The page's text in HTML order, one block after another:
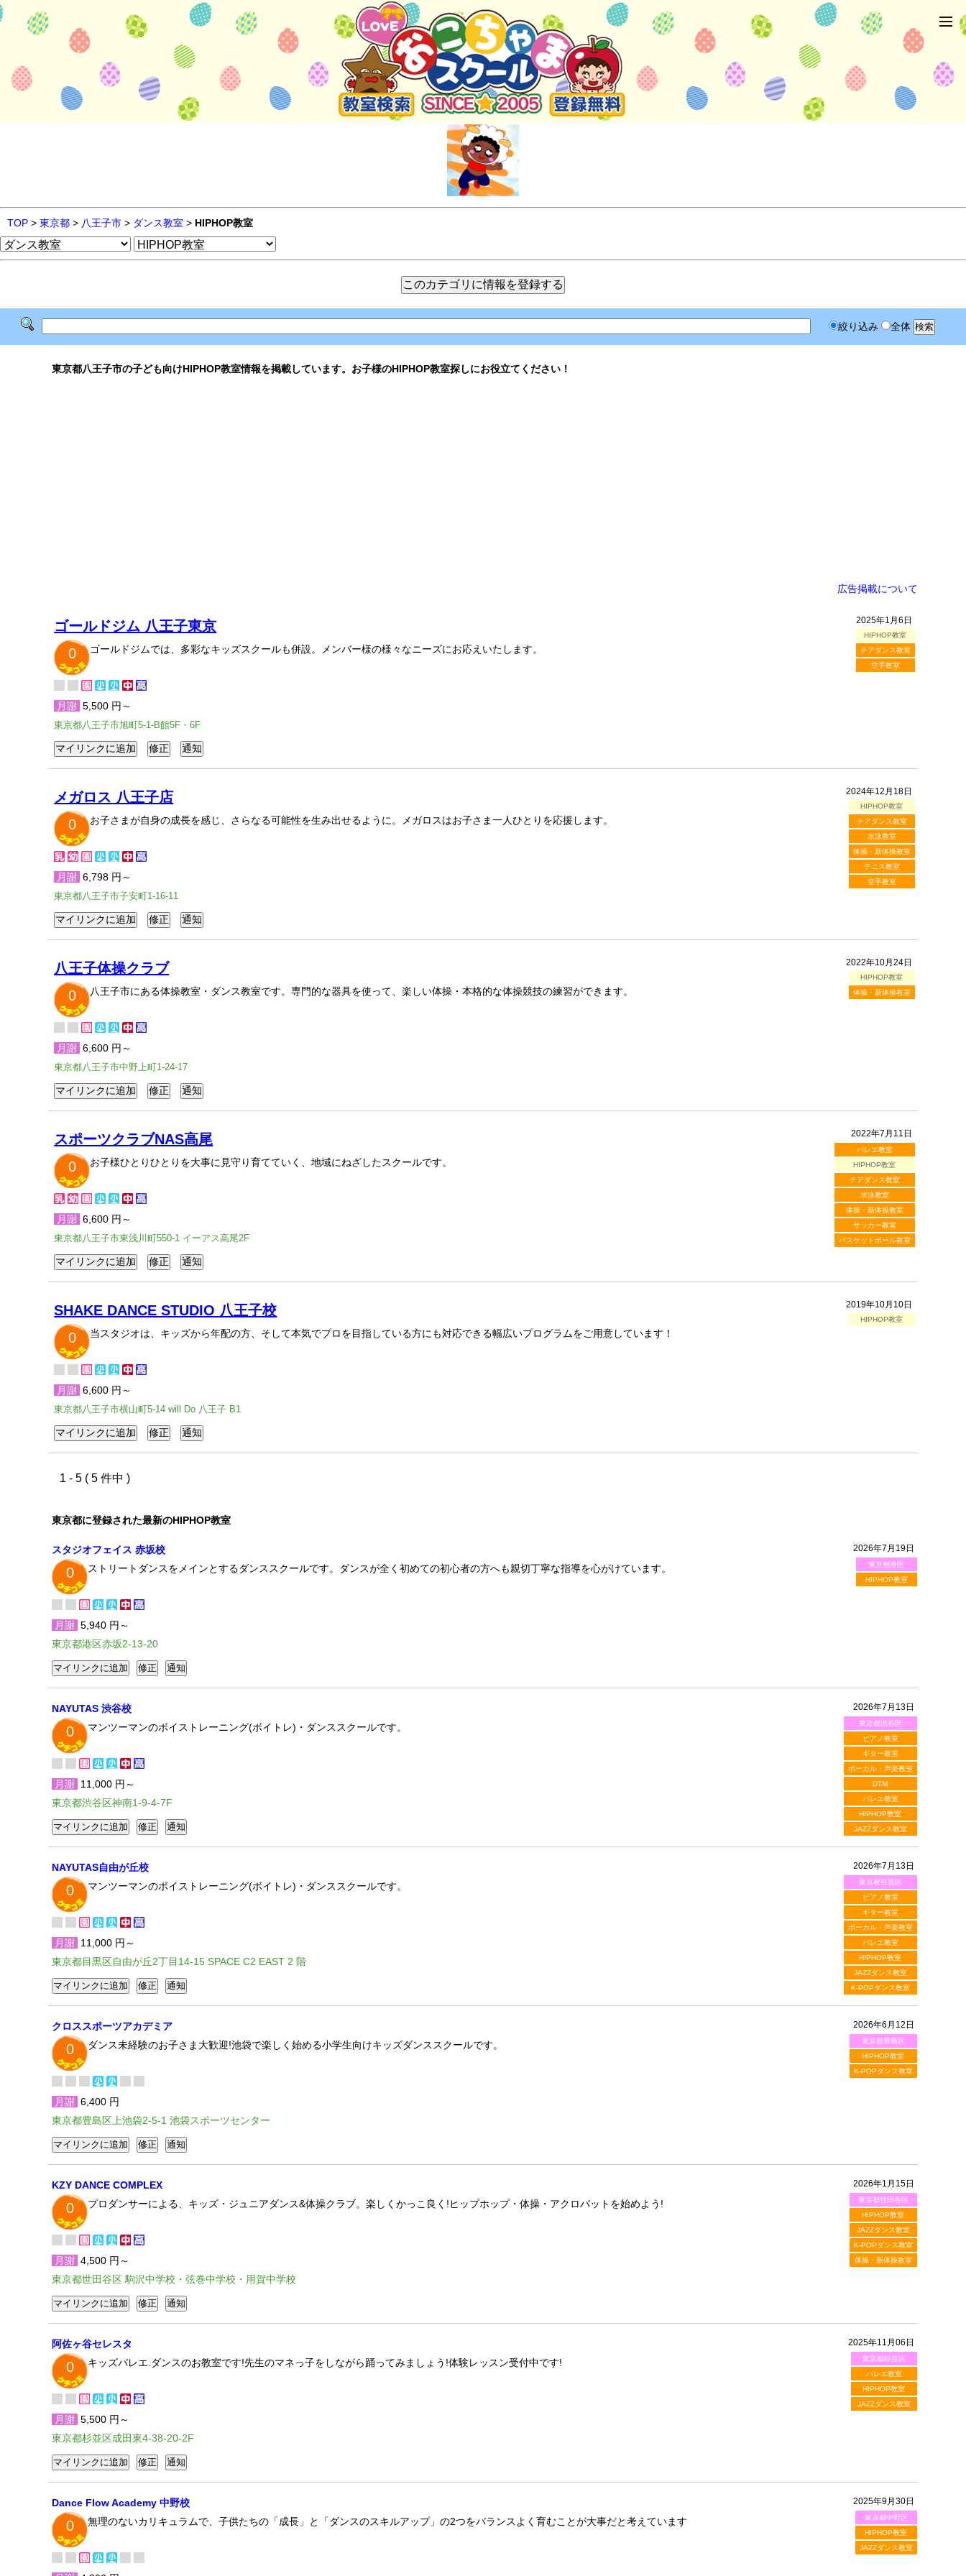
TOP > 東京都 > 八王子市 > ダンス教室 > HIPHOP教室
絞り込み 全体
東京都八王子市の子ども向けHIPHOP教室情報を掲載しています。お子様のHIPHOP教室探しにお役立てください！
広告掲載について
2025年1月6日
HIPHOP教室
チアダンス教室
空手教室
ゴールドジム 八王子東京
0
ゴールドジムでは、多彩なキッズスクールも併設。メンバー様の様々なニーズにお応えいたします。
月謝 5,500 円～
東京都八王子市旭町5-1-B館5F・6F
2024年12月18日
HIPHOP教室
チアダンス教室
水泳教室
体操・新体操教室
テニス教室
空手教室
メガロス 八王子店
0
お子さまが自身の成長を感じ、さらなる可能性を生み出せるように。メガロスはお子さま一人ひとりを応援します。
月謝 6,798 円～
東京都八王子市子安町1-16-11
2022年10月24日
HIPHOP教室
体操・新体操教室
八王子体操クラブ
0
八王子市にある体操教室・ダンス教室です。専門的な器具を使って、楽しい体操・本格的な体操競技の練習ができます。
月謝 6,600 円～
東京都八王子市中野上町1-24-17
2022年7月11日
バレエ教室
HIPHOP教室
チアダンス教室
水泳教室
体操・新体操教室
サッカー教室
バスケットボール教室
スポーツクラブNAS高尾
0
お子様ひとりひとりを大事に見守り育てていく、地域にねざしたスクールです。
月謝 6,600 円～
東京都八王子市東浅川町550-1 イーアス高尾2F
2019年10月10日
HIPHOP教室
SHAKE DANCE STUDIO 八王子校
0
当スタジオは、キッズから年配の方、そして本気でプロを目指している方にも対応できる幅広いプログラムをご用意しています！
月謝 6,600 円～
東京都八王子市横山町5-14 will Do 八王子 B1
1 - 5 ( 5 件中 )
東京都に登録された最新のHIPHOP教室
2026年7月19日
東京都港区
HIPHOP教室
スタジオフェイス 赤坂校
0 ストリートダンスをメインとするダンススクールです。ダンスが全く初めての初心者の方へも親切丁寧な指導を心がけています。
月謝 5,940 円～
東京都港区赤坂2-13-20
2026年7月13日
東京都渋谷区
ピアノ教室
ギター教室
ボーカル・声楽教室
DTM
バレエ教室
HIPHOP教室
JAZZダンス教室
NAYUTAS 渋谷校
0 マンツーマンのボイストレーニング(ボイトレ)・ダンススクールです。
月謝 11,000 円～
東京都渋谷区神南1-9-4-7F
2026年7月13日
東京都目黒区
ピアノ教室
ギター教室
ボーカル・声楽教室
バレエ教室
HIPHOP教室
JAZZダンス教室
K-POPダンス教室
NAYUTAS自由が丘校
0 マンツーマンのボイストレーニング(ボイトレ)・ダンススクールです。
月謝 11,000 円～
東京都目黒区自由が丘2丁目14-15 SPACE C2 EAST 2 階
2026年6月12日
東京都豊島区
HIPHOP教室
K-POPダンス教室
クロススポーツアカデミア
0 ダンス未経験のお子さま大歓迎!池袋で楽しく始める小学生向けキッズダンススクールです。
月謝 6,400 円
東京都豊島区上池袋2-5-1 池袋スポーツセンター
2026年1月15日
東京都世田谷区
HIPHOP教室
JAZZダンス教室
K-POPダンス教室
体操・新体操教室
KZY DANCE COMPLEX
0 プロダンサーによる、キッズ・ジュニアダンス&体操クラブ。楽しくかっこ良く!ヒップホップ・体操・アクロバットを始めよう!
月謝 4,500 円～
東京都世田谷区 駒沢中学校・弦巻中学校・用賀中学校
2025年11月06日
東京都杉並区
バレエ教室
HIPHOP教室
JAZZダンス教室
阿佐ヶ谷セレスタ
0 キッズバレエ.ダンスのお教室です!先生のマネっ子をしながら踊ってみましょう!体験レッスン受付中です!
月謝 5,500 円～
東京都杉並区成田東4-38-20-2F
2025年9月30日
東京都中野区
HIPHOP教室
JAZZダンス教室
Dance Flow Academy 中野校
0 無理のないカリキュラムで、子供たちの「成長」と「ダンスのスキルアップ」の2つをバランスよく育むことが大事だと考えています